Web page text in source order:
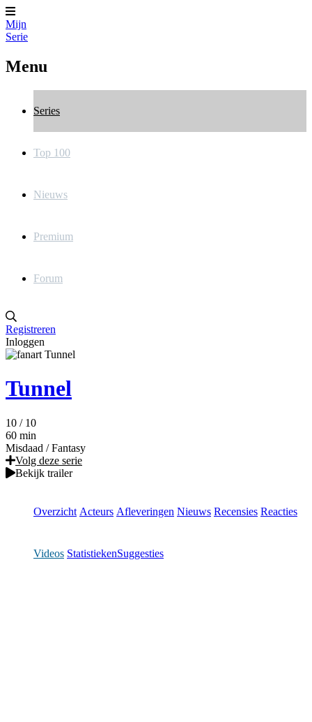
Mijn
Serie
Menu
Series
Top 100
Nieuws
Premium
Forum
Registreren
Inloggen
Tunnel
10 / 10
60 min
Misdaad / Fantasy
Volg deze serie
Bekijk trailer
Overzicht Acteurs Afleveringen Nieuws Recensies Reacties
Videos StatistiekenSuggesties